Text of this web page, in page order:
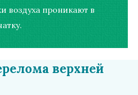
воздуха проникают в
верхней